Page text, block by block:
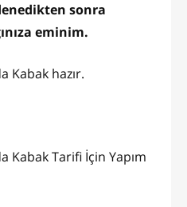
sonra
eminim.
Kabak hazır.
Kabak Tarifi İçin Yapım